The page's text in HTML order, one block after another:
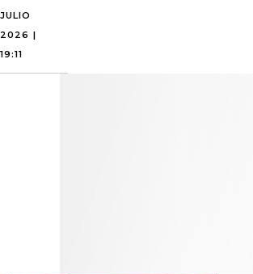
JULIO
2026 |
19:11